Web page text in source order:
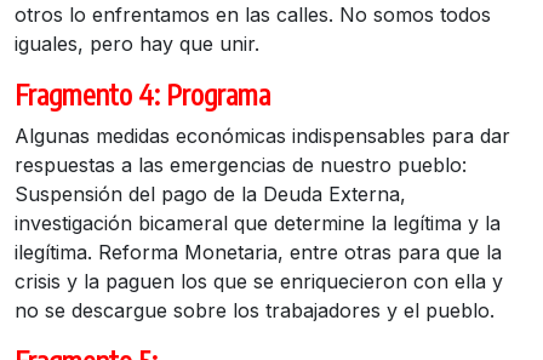
otros lo enfrentamos en las calles. No somos todos
iguales, pero hay que unir.
Fragmento 4: Programa
Algunas medidas económicas indispensables para dar
respuestas a las emergencias de nuestro pueblo:
Suspensión del pago de la Deuda Externa,
investigación bicameral que determine la legítima y la
ilegítima. Reforma Monetaria, entre otras para que la
crisis y la paguen los que se enriquecieron con ella y
no se descargue sobre los trabajadores y el pueblo.